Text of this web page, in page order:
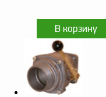
Электронное
оборудование
ТОПАЗ
Пульты управления,